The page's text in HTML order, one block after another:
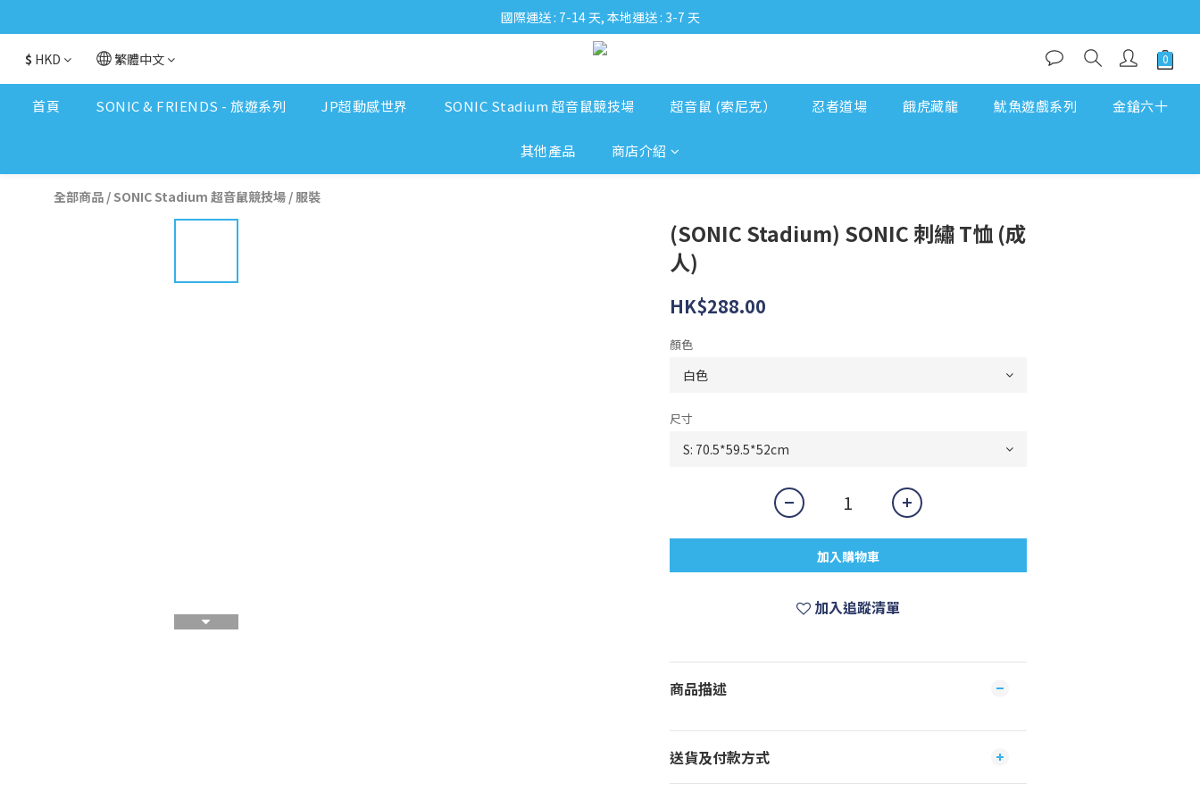
國際運送 : 7-14 天, 本地運送 : 3-7 天
$ HKD 繁體中文
首頁 SONIC & FRIENDS - 旅遊系列 JP超動感世界 SONIC Stadium 超音鼠競技場 超音鼠 (索尼克） 忍者道場 餓虎藏龍 魷魚遊戲系列 金鎗六十
其他產品 商店介紹
全部商品 / SONIC Stadium 超音鼠競技場 /服裝
(SONIC Stadium) SONIC 刺繡 T恤 (成
人)
HK$288.00
顏色
尺寸
加入購物車
加入追蹤清單
商品描述
送貨及付款方式